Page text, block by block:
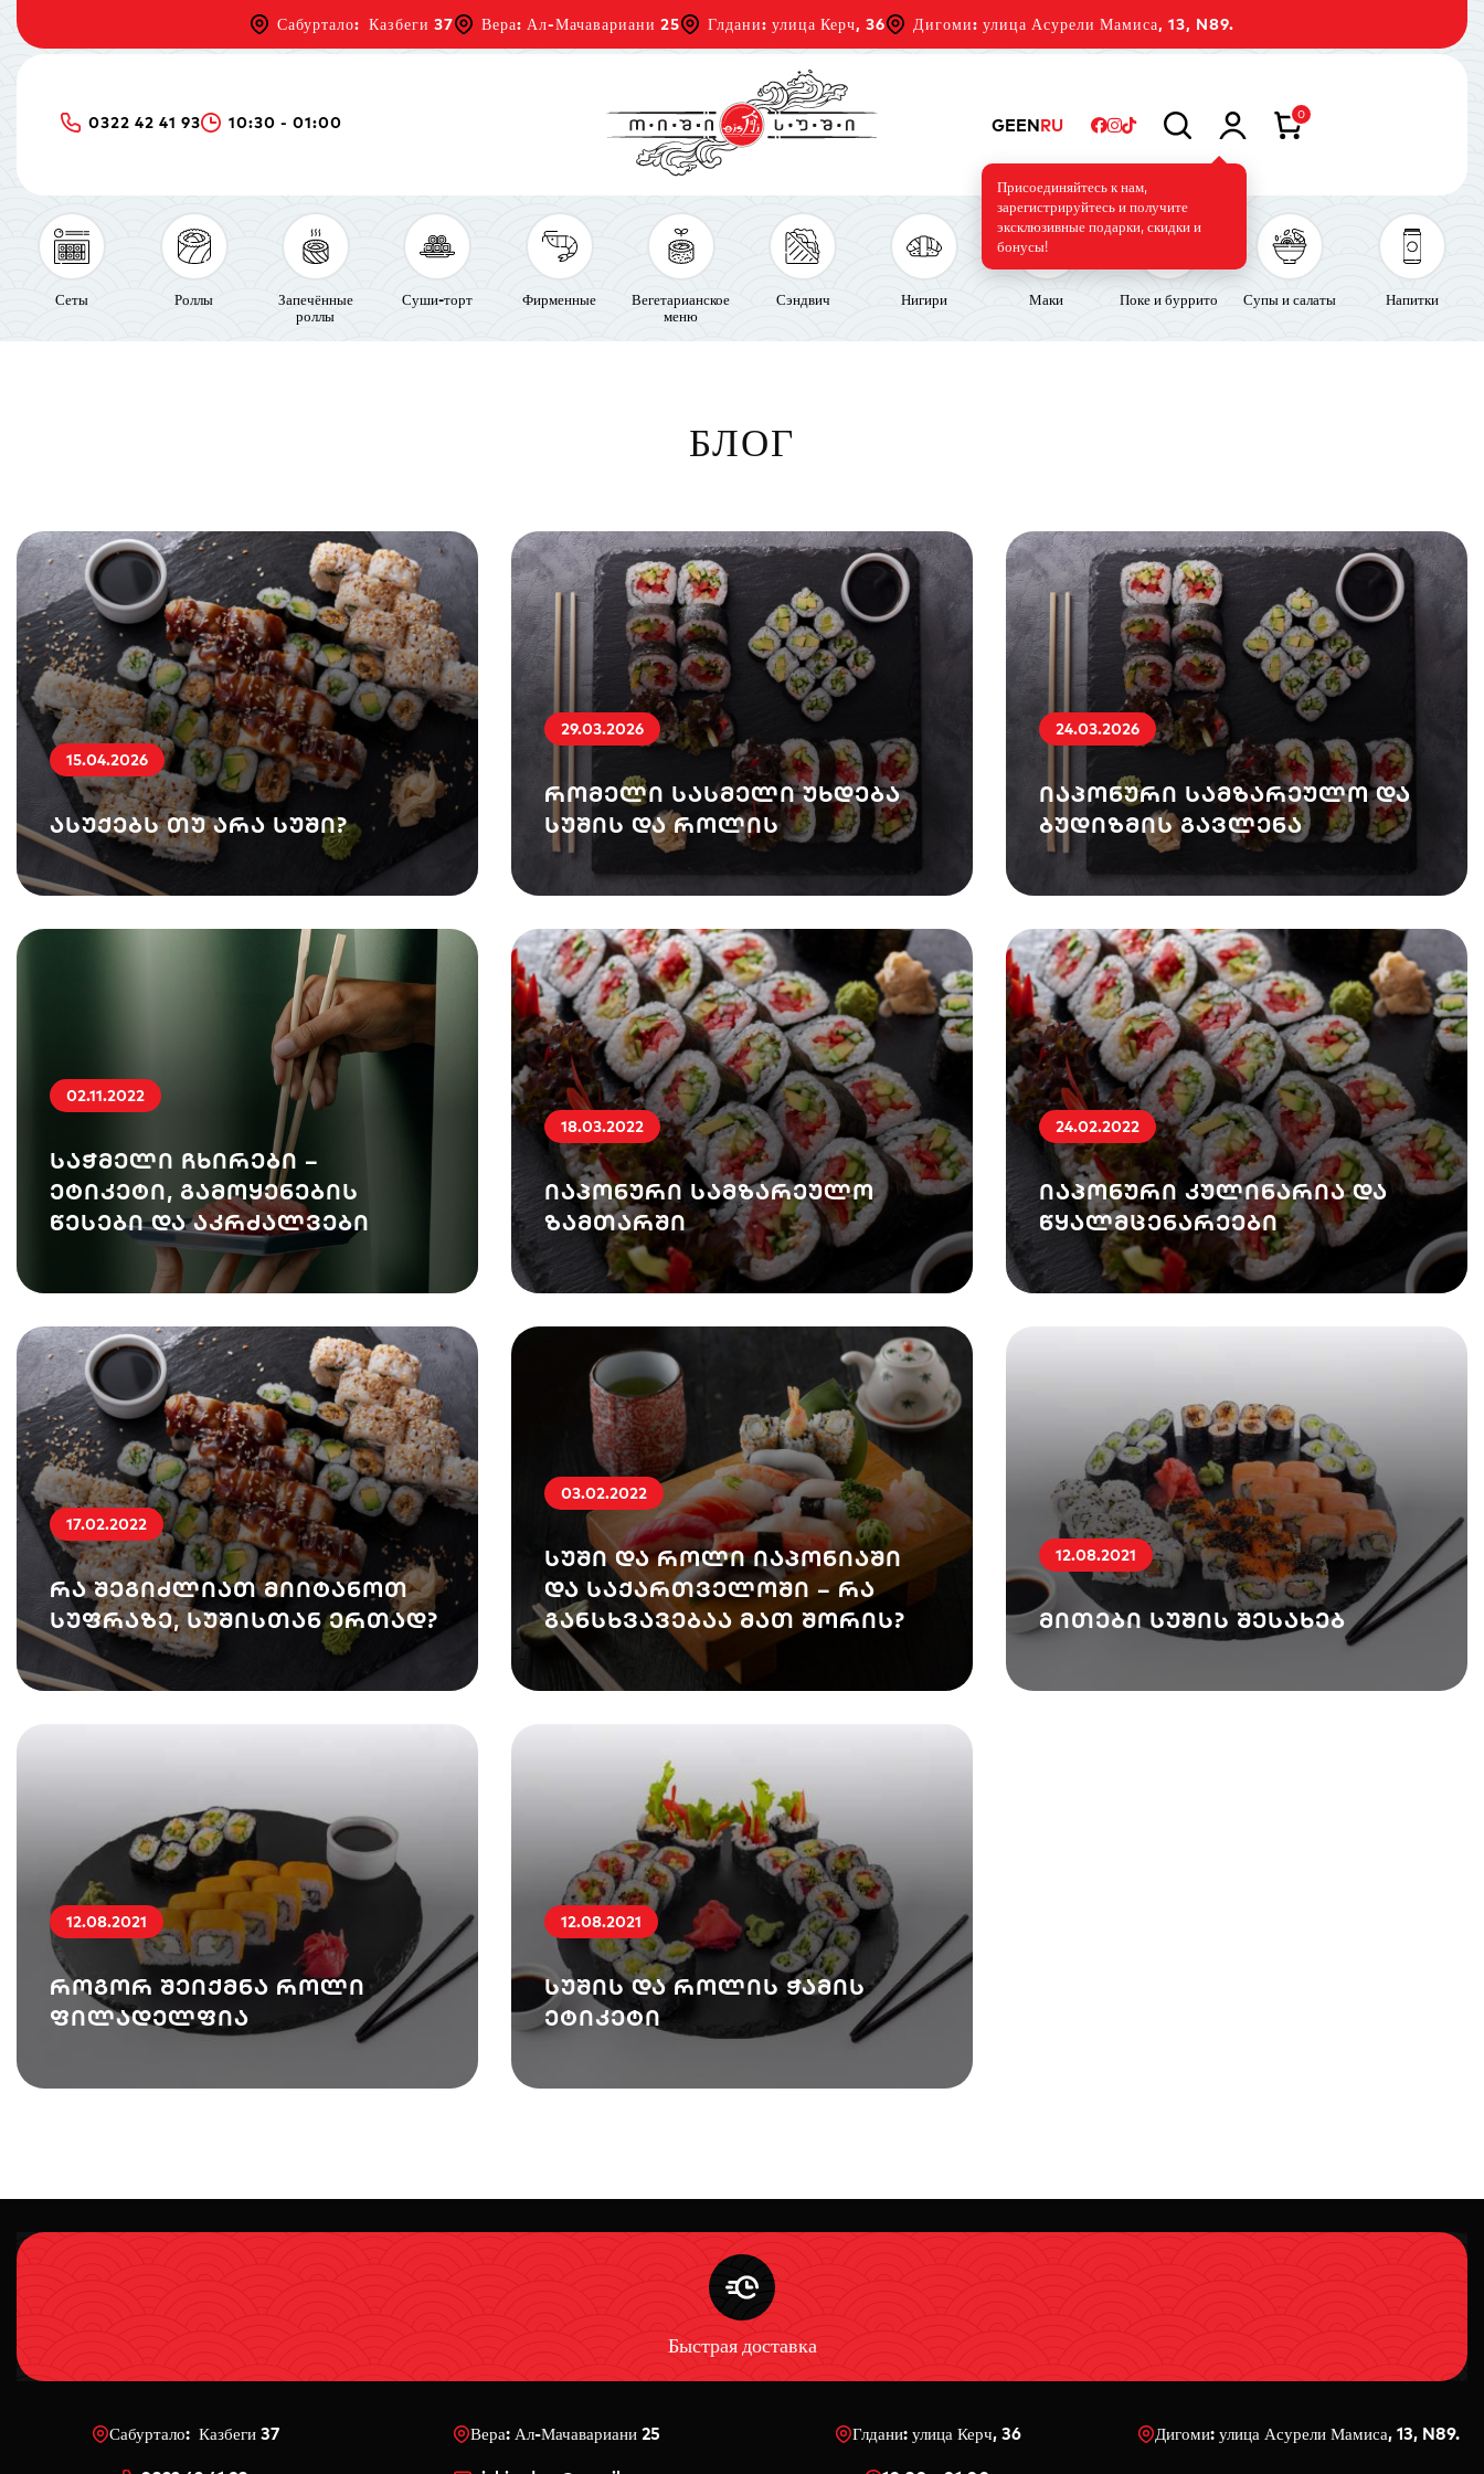
Сабуртало: Казбеги 37 Вера: Ал-Мачавариани 25 Глдани: улица Керч, 36 Дигоми: улица Асурели Мамиса, 13, N89.
0322 42 41 93 10:30 - 01:00 GEENRU
Присоединяйтесь к нам,
зарегистрируйтесь и получите
эксклюзивные подарки, скидки и
бонусы!
0
Сеты Роллы
Запечённые
роллы
Суши-торт Фирменные
Вегетарианское
меню
Сэндвич Нигири Маки Поке и буррито Супы и салаты Напитки
БЛОГ
15.04.2026
ასუქებს თუ არა სუში?
29.03.2026
რომელი სასმელი უხდება
სუშის და როლის
24.03.2026
იაპონური სამზარეულო და
ბუდიზმის გავლენა
02.11.2022
საჭმელი ჩხირები –
ეტიკეტი, გამოყენების
წესები და აკრძალვები
18.03.2022
იაპონური სამზარეულო
ზამთარში
24.02.2022
იაპონური კულინარია და
წყალმცენარეები
17.02.2022
რა შეგიძლიათ მიიტანოთ
სუფრაზე, სუშისთან ერთად?
03.02.2022
სუში და როლი იაპონიაში
და საქართველოში – რა
განსხვავებაა მათ შორის?
12.08.2021
მითები სუშის შესახებ
12.08.2021
როგორ შეიქმნა როლი
ფილადელფია
12.08.2021
სუშის და როლის ჭამის
ეტიკეტი
Быстрая доставка
Сабуртало: Казбеги 37 Вера: Ал-Мачавариани 25 Глдани: улица Керч, 36 Дигоми: улица Асурели Мамиса, 13, N89.